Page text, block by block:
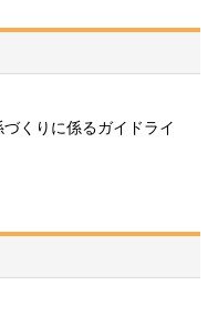
くりに係るガイドライ